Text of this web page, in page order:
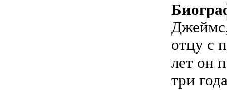
отцу с
лет он
три